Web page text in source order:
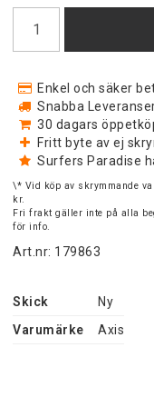
Enkel och säker
Snabba
30 dagars
Fritt byte av ej
Surfers Paradise
\* Vid köp av skrymmande
kr.
Fri frakt gäller inte på alla
för info.
Art.nr: 179863
Skick
Ny
Varumärke
Axis